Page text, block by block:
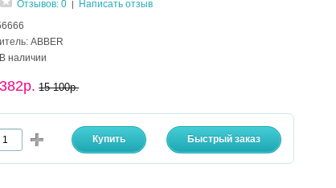
Отзывов: 0 |
Написать отзыв
ABBER
В наличии
15 100р.